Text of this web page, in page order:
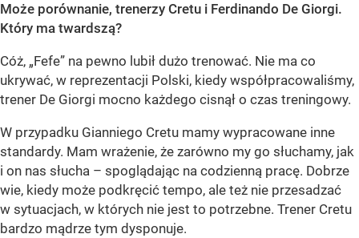
Może porównanie, trenerzy Cretu i Ferdinando De Giorgi.
Który ma twardszą?
Cóż, „Fefe” na pewno lubił dużo trenować. Nie ma co
ukrywać, w reprezentacji Polski, kiedy współpracowaliśmy,
trener De Giorgi mocno każdego cisnął o czas treningowy.
W przypadku Gianniego Cretu mamy wypracowane inne
standardy. Mam wrażenie, że zarówno my go słuchamy, jak
i on nas słucha – spoglądając na codzienną pracę. Dobrze
wie, kiedy może podkręcić tempo, ale też nie przesadzać
w sytuacjach, w których nie jest to potrzebne. Trener Cretu
bardzo mądrze tym dysponuje.